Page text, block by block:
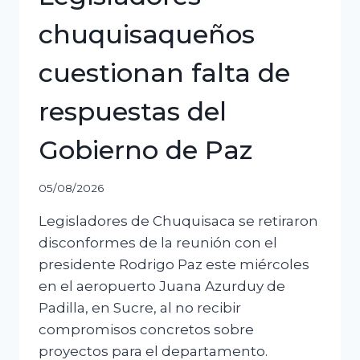
chuquisaqueños
cuestionan falta de
respuestas del
Gobierno de Paz
05/08/2026
Legisladores de Chuquisaca se retiraron
disconformes de la reunión con el
presidente Rodrigo Paz este miércoles
en el aeropuerto Juana Azurduy de
Padilla, en Sucre, al no recibir
compromisos concretos sobre
proyectos para el departamento.